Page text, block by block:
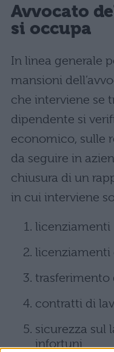
Avvocato
si occupa
In linea generale
mansioni
che interviene se
dipendente si
economico, sulle
da seguire in
chiusura di un
in cui interviene
licenziamenti
trasferimento
contratti di
sicurezza sul
infortuni